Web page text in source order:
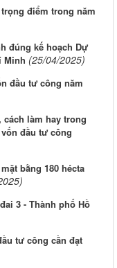
điểm trong năm
đúng kế hoạch Dự
Minh (25/04/2025)
đầu tư công năm
làm hay trong
đầu tư công
bằng 180 hécta
3 - Thành phố Hồ
tư công cần đạt